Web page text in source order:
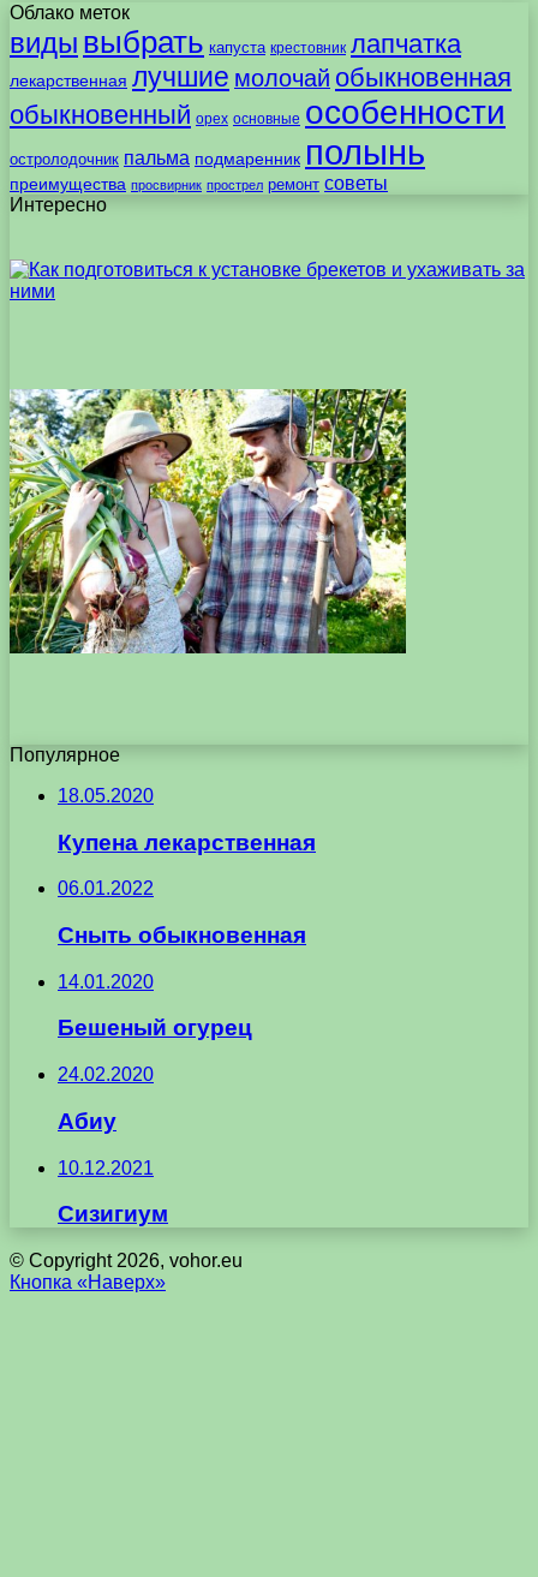
Облако меток
виды выбрать капуста крестовник лапчатка
лекарственная лучшие молочай обыкновенная
обыкновенный орех основные особенности
остролодочник пальма подмаренник полынь
преимущества просвирник прострел ремонт советы
Интересно
Популярное
18.05.2020
Купена лекарственная
06.01.2022
Сныть обыкновенная
14.01.2020
Бешеный огурец
24.02.2020
Абиу
10.12.2021
Сизигиум
© Copyright 2026, vohor.eu
Кнопка «Наверх»